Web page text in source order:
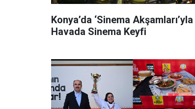
Konya’da ‘Sinema
Havada Sinema Keyfi